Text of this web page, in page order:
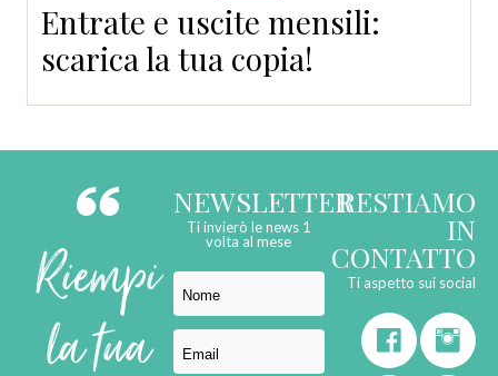
Entrate e uscite mensili:
scarica la tua copia!
Riempi
la tua
NEWSLETTER
Ti invierò le news 1
volta al mese
RESTIAMO
IN
CONTATTO
Ti aspetto sui social